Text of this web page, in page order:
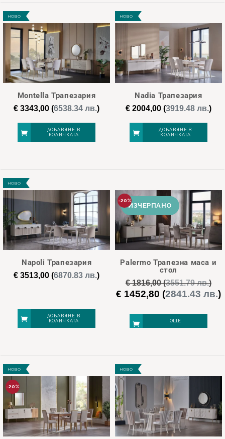
НОВО
Montella Трапезария
€ 3343,00 (6538.34 лв.)
ДОБАВЯНЕ В
КОЛИЧКАТА
НОВО
Nadia Трапезария
€2004,00(3919.48 лв.)
ДОБАВЯНЕ В
КОЛИЧКАТА
НОВО
Napoli Трапезария
€ 3513,00 (6870.83 лв.)
ДОБАВЯНЕ В
КОЛИЧКАТА
-20%
Palermo Трапезна маса и
стол
€1816,00(3551.79 лв.)
Original
was:
€ 1816,00.
€ 1452,80 (2841.43 лв.)
ОЩЕ
НОВО
-20%
НОВО